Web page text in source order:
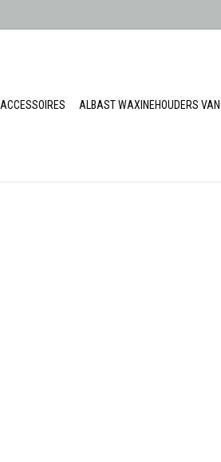
ACCESSOIRES ALBAST WAXINEHOUDERS